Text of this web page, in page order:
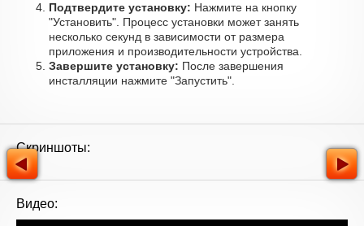
Подтвердите установку: Нажмите на кнопку
"Установить". Процесс установки может занять
несколько секунд в зависимости от размера
приложения и производительности устройства.
Завершите установку: После завершения
инсталляции нажмите "Запустить".
Скриншоты:
Видео: